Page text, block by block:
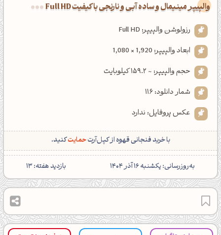
والپیپر مینیمال و ساده آبی و نارنجی با کیفیت Full HD
رزولوشن والپیپر: Full HD
ابعاد والپیپر: 1,920 × 1,080
حجم والپیپر: ~ 159.2 کیلوبایت
شمار دانلود: 116
عکس پروفایل: ندارد
با خرید فنجانی قهوه از کپل‌آرتحمایتکنید.
‌به‌روزرسانی: یکشنبه 16 آذر 1404 بازدید هفته: 13